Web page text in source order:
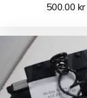
500.00kr